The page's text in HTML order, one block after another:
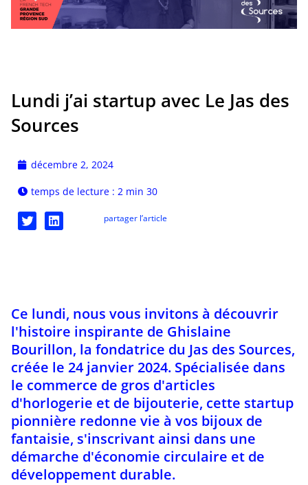
Lundi j’ai startup avec Le Jas des
Sources
décembre 2, 2024
temps de lecture : 2 min 30
partager l’article
Ce lundi, nous vous invitons à découvrir
l'histoire inspirante de Ghislaine
Bourillon, la fondatrice du Jas des Sources,
créée le 24 janvier 2024. Spécialisée dans
le commerce de gros d'articles
d'horlogerie et de bijouterie, cette startup
pionnière redonne vie à vos bijoux de
fantaisie, s'inscrivant ainsi dans une
démarche d'économie circulaire et de
développement durable.